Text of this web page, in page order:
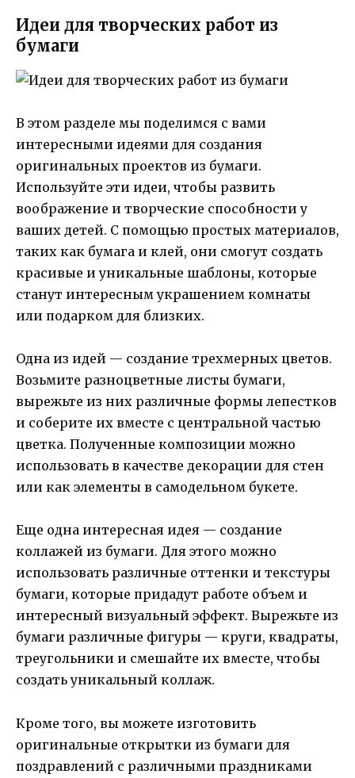
Идеи для творческих работ из
бумаги
В этом разделе мы поделимся с вами
интересными идеями для создания
оригинальных проектов из бумаги.
Используйте эти идеи, чтобы развить
воображение и творческие способности у
ваших детей. С помощью простых материалов,
таких как бумага и клей, они смогут создать
красивые и уникальные шаблоны, которые
станут интересным украшением комнаты
или подарком для близких.
Одна из идей — создание трехмерных цветов.
Возьмите разноцветные листы бумаги,
вырежьте из них различные формы лепестков
и соберите их вместе с центральной частью
цветка. Полученные композиции можно
использовать в качестве декорации для стен
или как элементы в самодельном букете.
Еще одна интересная идея — создание
коллажей из бумаги. Для этого можно
использовать различные оттенки и текстуры
бумаги, которые придадут работе объем и
интересный визуальный эффект. Вырежьте из
бумаги различные фигуры — круги, квадраты,
треугольники и смешайте их вместе, чтобы
создать уникальный коллаж.
Кроме того, вы можете изготовить
оригинальные открытки из бумаги для
поздравлений с различными праздниками